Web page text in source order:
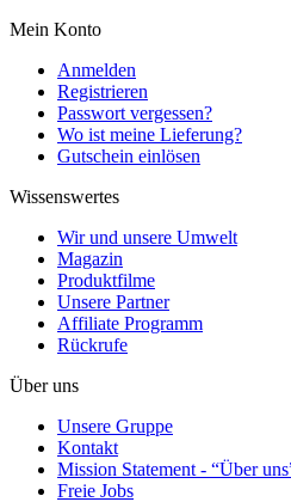
Mein Konto
Anmelden
Registrieren
Passwort vergessen?
Wo ist meine Lieferung?
Gutschein einlösen
Wissenswertes
Wir und unsere Umwelt
Magazin
Produktfilme
Unsere Partner
Affiliate Programm
Rückrufe
Über uns
Unsere Gruppe
Kontakt
Mission Statement - “Über
Freie Jobs